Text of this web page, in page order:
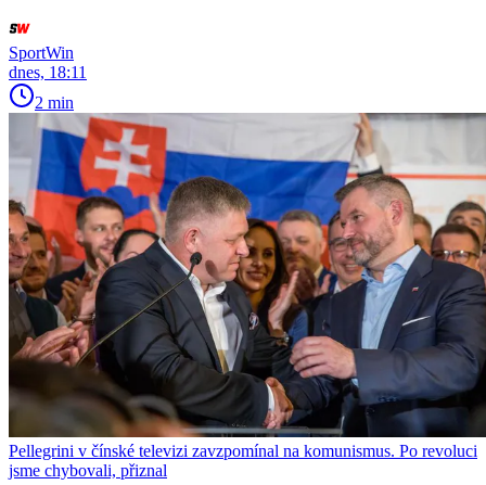
SportWin
dnes, 18:11
2 min
Pellegrini v čínské televizi zavzpomínal na komunismus. Po revoluci
jsme chybovali, přiznal